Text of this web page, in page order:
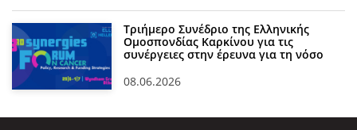
Τριήμερο Συνέδριο της Ελληνικής
Ομοσπονδίας Καρκίνου για τις
συνέργειες στην έρευνα για τη νόσο
08.06.2026